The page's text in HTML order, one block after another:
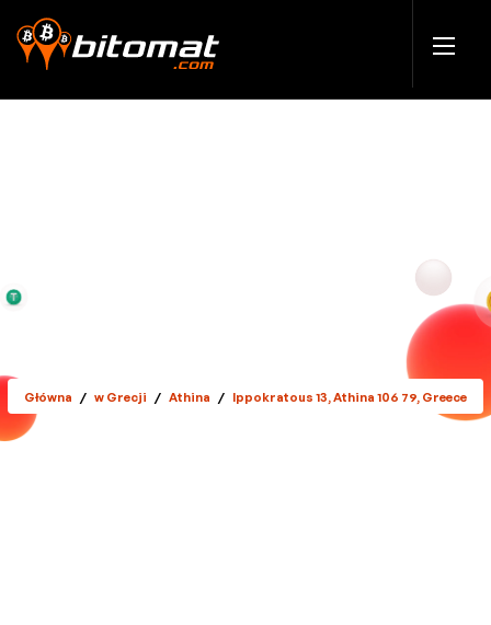
Główna / w Grecji / Athina / Ippokratous 13, Athina 106 79, Greece